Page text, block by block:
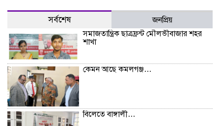
সর্বশেষ
জনপ্রিয়
সমাজতান্ত্রিক ছাত্রফ্রন্ট মৌলভীবাজার শহর
শাখা
কেমন আছে কমলগঞ্জ…
বিলেতে বাঙ্গালী…